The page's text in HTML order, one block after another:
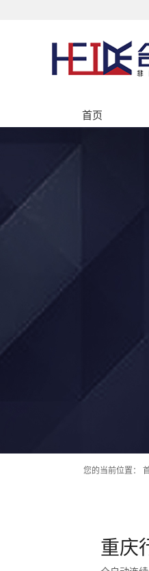
首页
您的当前位置：
重庆